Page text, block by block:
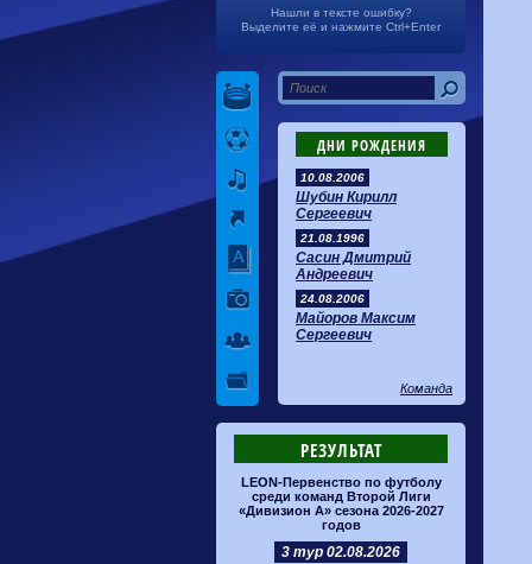
Нашли в тексте ошибку?
Выделите её и нажмите Ctrl+Enter
ДНИ РОЖДЕНИЯ
10.08.2006
Шубин Кирилл
Сергеевич
21.08.1996
Сасин Дмитрий
Андреевич
24.08.2006
Майоров Максим
Сергеевич
Команда
РЕЗУЛЬТАТ
LEON-Первенство по футболу
среди команд Второй Лиги
«Дивизион А» сезона 2026-2027
годов
3 тур 02.08.2026